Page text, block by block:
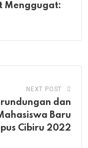
Menggugat:
NEXT POST
dan
Baru
Cibiru 2022